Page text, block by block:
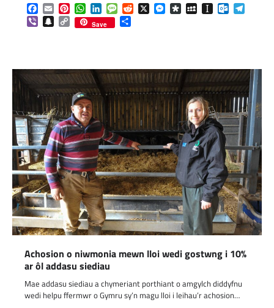
Facebook
EmailPinterestWhatsApp
LinkedInMessageReddit
X Messenger
DiasporaMySpaceInstapaper
ViberSnapchat
Copy
Link
Save
Achosion o niwmonia mewn lloi wedi gostwng i 10%
ar ôl addasu siediau
Mae addasu siediau a chymeriant porthiant o amgylch diddyfnu
wedi helpu ffermwr o Gymru sy’n magu lloi i leihau’r achosion…